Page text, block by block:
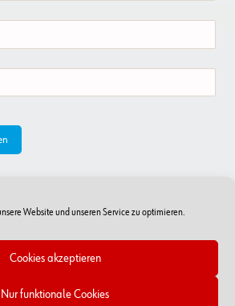
Website und unseren Service zu optimieren.
Cookies akzeptieren
Nur funktionale Cookies